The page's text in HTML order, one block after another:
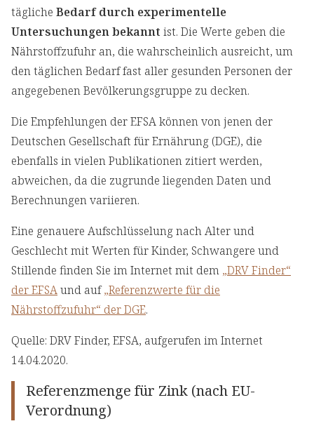
tägliche Bedarf durch experimentelle
Untersuchungen bekannt ist. Die Werte geben die
Nährstoffzufuhr an, die wahrscheinlich ausreicht, um
den täglichen Bedarf fast aller gesunden Personen der
angegebenen Bevölkerungsgruppe zu decken.
Die Empfehlungen der EFSA können von jenen der
Deutschen Gesellschaft für Ernährung (DGE), die
ebenfalls in vielen Publikationen zitiert werden,
abweichen, da die zugrunde liegenden Daten und
Berechnungen variieren.
Eine genauere Aufschlüsselung nach Alter und
Geschlecht mit Werten für Kinder, Schwangere und
Stillende finden Sie im Internet mit dem „DRV Finder“
der EFSAund auf„Referenzwerte für die
Nährstoffzufuhr“ der DGE.
Quelle: DRV Finder, EFSA, aufgerufen im Internet
14.04.2020.
Referenzmenge für Zink (nach EU-
Verordnung)